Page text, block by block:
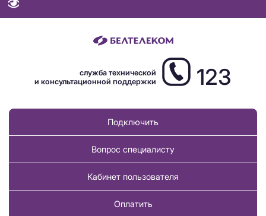
служба технической
и консультационной поддержки
123
Подключить
Вопрос специалисту
Кабинет пользователя
Оплатить